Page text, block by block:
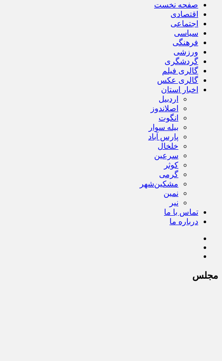
صفحه نخست
اقتصادی
اجتماعی
سیاسی
فرهنگی
ورزشی
گردشگری
گالری فیلم
گالری عکس
اخبار استان
اردبیل
اصلاندوز
انگوت
بیله سوار
پارس آباد
خلخال
سرعین
کوثر
گرمی
مشکین‌شهر
نمین
نیر
تماس با ما
درباره ما
مجلس